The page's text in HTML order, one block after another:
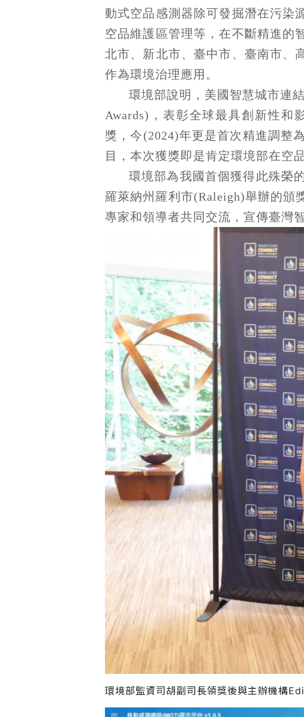
動式空品感測器除可發掘潛在污染
空品維護區管理等，在不斷精進的
北市、新北市、臺中市、臺南市、
作為環境治理應用。
環境部說明，美國智慧城市連
Awards)，表彰全球最具創新性和
獎，今(2024)年更是首次精進調整
目，本次獲獎即是肯定環境部在空
環境部為我國首個獲得此殊榮
羅萊納州羅利市(Raleigh)舉辦的頒
專家和領導者共同交流，宣傳臺灣
環境部監資司胡副司長領獎後與主辦機